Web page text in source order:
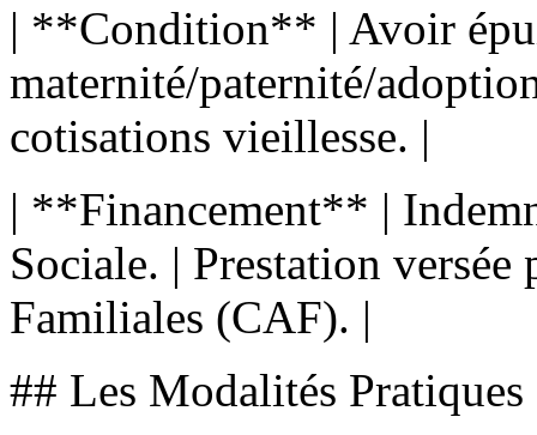
| **Condition** | Avoir
maternité/paternité/
cotisations vieillesse. |
| **Financement** |
Sociale. | Prestation
Familiales (CAF). |
## Les Modalités